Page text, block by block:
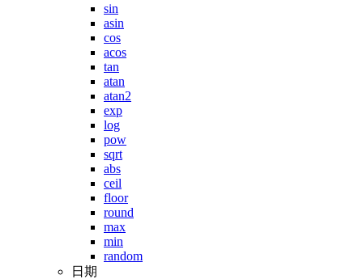
sin
asin
cos
acos
tan
atan
atan2
exp
log
pow
sqrt
abs
ceil
floor
round
max
min
random
日期